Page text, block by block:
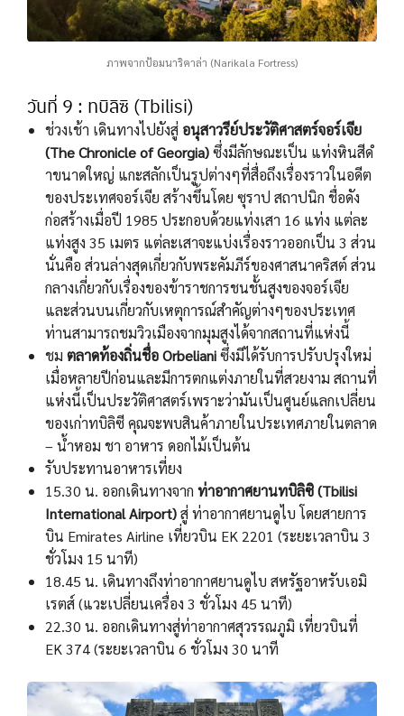
ภาพจากป้อมนาริคาล่า (Narikala Fortress)
วันที่ 9 : ทบิลิซิ (Tbilisi)
ช่วงเช้า เดินทางไปยังสู่ อนุสาวรีย์ประวัติศาสตร์จอร์เจีย
(The Chronicle of Georgia)ซึ่งมีลักษณะเป็น แท่งหินสีดํ
าขนาดใหญ่ แกะสลักเป็นรูปต่างๆที่สื่อถึงเรื่องราวในอดีต
ของประเทศจอร์เจีย สร้างขึ้นโดย ซุราป สถาปนิก ชื่อดัง
ก่อสร้างเมื่อปี 1985 ประกอบด้วยแท่งเสา 16 แท่ง แต่ละ
แท่งสูง 35 เมตร แต่ละเสาจะแบ่งเรื่องราวออกเป็น 3 ส่วน
นั่นคือ ส่วนล่างสุดเกี่ยวกับพระคัมภีร์ของศาสนาคริสต์ ส่วน
กลางเกี่ยวกับเรื่องของข้าราชการชนชั้นสูงของจอร์เจีย
และส่วนบนเกี่ยวกับเหตุการณ์สำคัญต่างๆของประเทศ
ท่านสามารถชมวิวเมืองจากมุมสูงได้จากสถานที่แห่งนี้
ชม ตลาดท้องถิ่นชื่อ Orbelianiซึ่งมีได้รับการปรับปรุงใหม่
เมื่อหลายปีก่อนและมีการตกแต่งภายในที่สวยงาม สถานที่
แห่งนี้เป็นประวัติศาสตร์เพราะว่ามันเป็นศูนย์แลกเปลี่ยน
ของเก่าทบิลิซี คุณจะพบสินค้าภายในประเทศภายในตลาด
– น้ำหอม ชา อาหาร ดอกไม้เป็นต้น
รับประทานอาหารเที่ยง
15.30 น. ออกเดินทางจาก ท่าอากาศยานทบิลิซิ (Tbilisi
International Airport)สู่ ท่าอากาศยานดูไบ โดยสายการ
บิน Emirates Airline เที่ยวบิน EK 2201 (ระยะเวลาบิน 3
ชั่วโมง 15 นาที)
18.45 น. เดินทางถึงท่าอากาศยานดูไบ สหรัฐอาหรับเอมิ
เรตส์ (แวะเปลี่ยนเครื่อง 3 ชั่วโมง 45 นาที)
22.30 น. ออกเดินทางสู่ท่าอากาศสุวรรณภูมิ เที่ยวบินที่
EK 374 (ระยะเวลาบิน 6 ชั่วโมง 30 นาที